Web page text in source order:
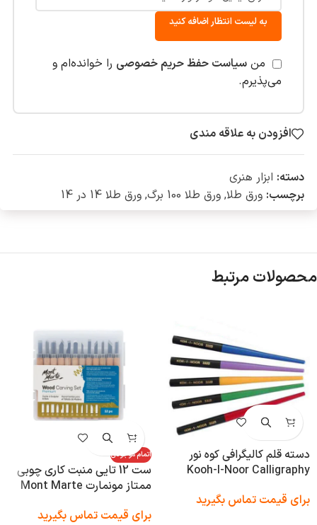
به لیست انتظار اضافه کنید
من سیاست حفظ حریم خصوصی را خوانده‌ام و
می‌پذیرم.
افزودن به علاقه مندی
دسته: ابزار هنری
برچسب: ورق طلا, ورق طلا 100 برگ , ورق طلا 14 در 14
محصولات مرتبط
دسته قلم کالیگرافی کوه نور
Kooh-I-Noor Calligraphy
برای قیمت تماس بگیرید
اتمام موجودی
ست 12 تایی منبت کاری چوبی
ممتاز مونمارت Mont Marte
برای قیمت تماس بگیرید